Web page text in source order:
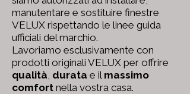
manutentare e sostituire finestre
VELUX rispettando le linee guida
ufficiali del marchio.
Lavoriamo esclusivamente con
prodotti originali VELUX per offrire
qualità, durata e il massimo
comfort nella vostra casa.